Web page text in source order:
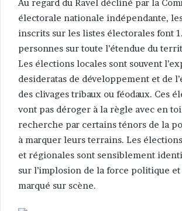
Au regard du Ravel décliné par la
électorale nationale indépendante,
inscrits sur les listes électorales font
personnes sur toute l’étendue du
Les élections locales sont souvent
desideratas de développement et de
des clivages tribaux ou féodaux. Ces
vont pas déroger à la règle avec en
recherche par certains ténors de la
à marquer leurs terrains. Les
et régionales sont sensiblement
sur l’implosion de la force politique
marqué sur scène.